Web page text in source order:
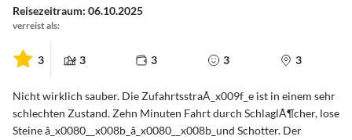
Reisezeitraum: 06.10.2025
verreist als:
3 3 3 3 3
Nicht wirklich sauber. Die ZufahrtsstraÃ_x009f_e ist in einem sehr
schlechten Zustand. Zehn Minuten Fahrt durch SchlaglÃ¶cher, lose
Steine â_x0080__x008b_â_x0080__x008b_und Schotter. Der